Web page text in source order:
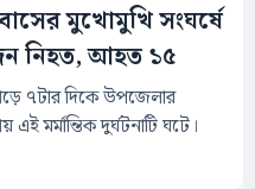
মুখোমুখি সংঘর্ষে
নিহত, আহত ১৫
৭টার দিকে উপজেলার
মর্মান্তিক দুর্ঘটনাটি ঘটে।